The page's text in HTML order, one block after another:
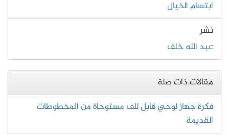
ابتسام الخيال
نشر
عبد الله خلف
مقالات ذات صلة
فكرة جهاز لوحي قابل للف مستوحاة من المخطوطات
القديمة